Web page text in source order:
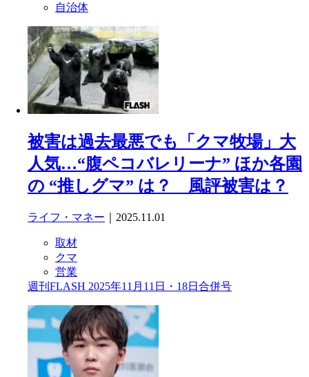
自治体
被害は過去最悪でも「クマ牧場」大
人気…“腹ペコバレリーナ” ほか各園
の “推しグマ” は？ 風評被害は？
ライフ・マネー ｜2025.11.01
取材
クマ
営業
週刊FLASH 2025年11月11日・18日合併号